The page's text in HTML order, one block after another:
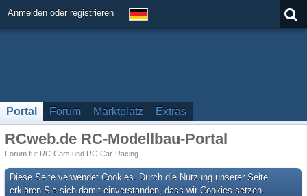
Anmelden oder registrieren
Portal Forum Marktplatz Extras
RCweb.de RC-Modellbau-Portal
Forum für RC-Cars und RC-Car-Racing
Diese Seite verwendet Cookies. Durch die Nutzung unserer Seite
erklären Sie sich damit einverstanden, dass wir Cookies setzen.